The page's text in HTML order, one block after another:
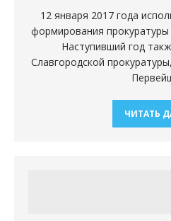
12 января 2017 года
формирования
Наступивший год
Славгородской
ЧИТАТЬ